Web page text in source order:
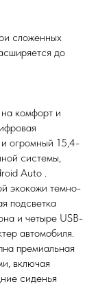
сложенных
до
комфорт и
огромный 15,4-
системы,
Auto .
экокожи темно-
подсветка
и четыре USB-
автомобиля.
премиальная
включая
сиденья